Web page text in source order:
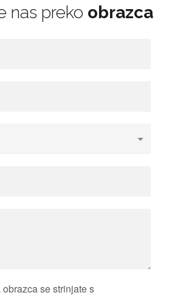
nas preko obrazca
se strinjate s